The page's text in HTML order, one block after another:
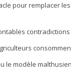
pour remplacer
contradictions
le modèle